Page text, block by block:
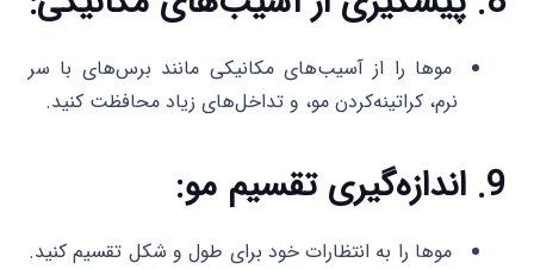
موها را از آسیب‌های مکانیکی مانند برس‌های با سر
نرم، کراتینه‌کردن مو، و تداخل‌های زیاد محافظت کنید.
9. اندازه‌گیری تقسیم مو:
موها را به انتظارات خود برای طول و شکل تقسیم کنید.